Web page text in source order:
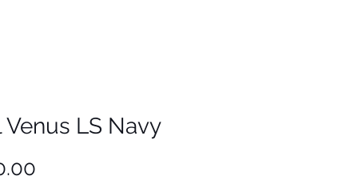
Venus LS Navy